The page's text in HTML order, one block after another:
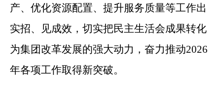
产、优化资源配置、提升服务质量等工作出
实招、见成效，切实把民主生活会成果转化
为集团改革发展的强大动力，奋力推动2026
年各项工作取得新突破。